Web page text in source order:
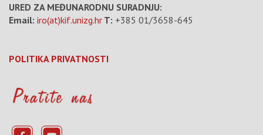
URED ZA MEĐUNARODNU SURADNJU:
Email: iro(at)kif.unizg.hr T: +385 01/3658-645
POLITIKA PRIVATNOSTI